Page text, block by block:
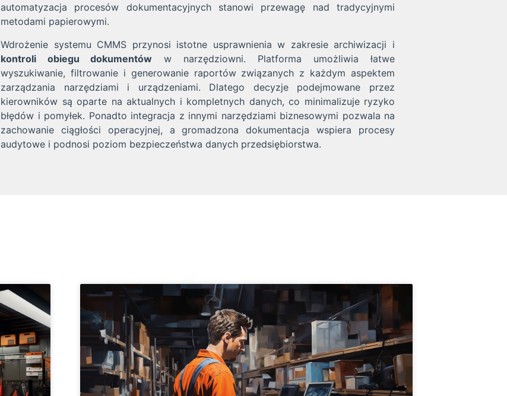
automatyzacja procesów dokumentacyjnych stanowi przewagę nad tradycyjnymi
metodami papierowymi.
Wdrożenie systemu CMMS przynosi istotne usprawnienia w zakresie archiwizacji i
kontroli obiegu dokumentów w narzędziowni. Platforma umożliwia łatwe
wyszukiwanie, filtrowanie i generowanie raportów związanych z każdym aspektem
zarządzania narzędziami i urządzeniami. Dlatego decyzje podejmowane przez
kierowników są oparte na aktualnych i kompletnych danych, co minimalizuje ryzyko
błędów i pomyłek. Ponadto integracja z innymi narzędziami biznesowymi pozwala na
zachowanie ciągłości operacyjnej, a gromadzona dokumentacja wspiera procesy
audytowe i podnosi poziom bezpieczeństwa danych przedsiębiorstwa.